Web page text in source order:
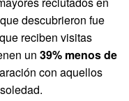
descubrieron fue
reciben visitas
un 39% menos de
con aquellos